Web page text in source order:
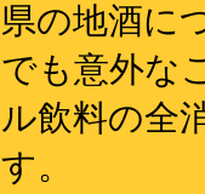
県の地酒に
でも意外な
ル飲料の全
す。